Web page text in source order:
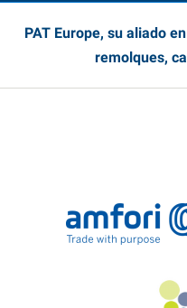
PAT Europe, su aliado
remolques,